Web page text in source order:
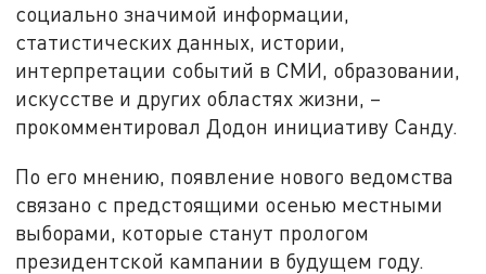
социально значимой информации,
статистических данных, истории,
интерпретации событий в СМИ, образовании,
искусстве и других областях жизни, –
прокомментировал Додон инициативу Санду.
По его мнению, появление нового ведомства
связано с предстоящими осенью местными
выборами, которые станут прологом
президентской кампании в будущем году.